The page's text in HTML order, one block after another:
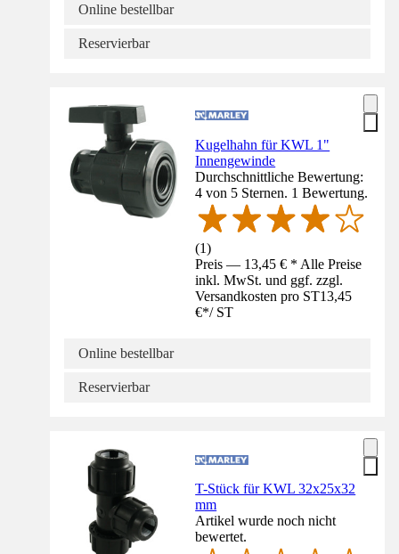
Online bestellbar
Reservierbar
Kugelhahn für KWL 1"
Innengewinde
Durchschnittliche Bewertung:
4 von 5 Sternen. 1 Bewertung.
(1)
Preis — 13,45 € * Alle Preise
inkl. MwSt. und ggf. zzgl.
Versandkosten pro ST13,45
€*/ ST
Online bestellbar
Reservierbar
T-Stück für KWL 32x25x32
mm
Artikel wurde noch nicht
bewertet.